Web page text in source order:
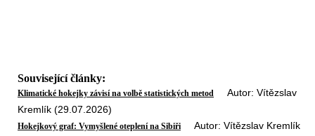
Související články:
Klimatické hokejky závisí na volbě statistických metod Autor: Vítězslav
Kremlík (29.07.2026)
Hokejkový graf: Vymyšlené oteplení na Sibiři Autor: Vítězslav Kremlík